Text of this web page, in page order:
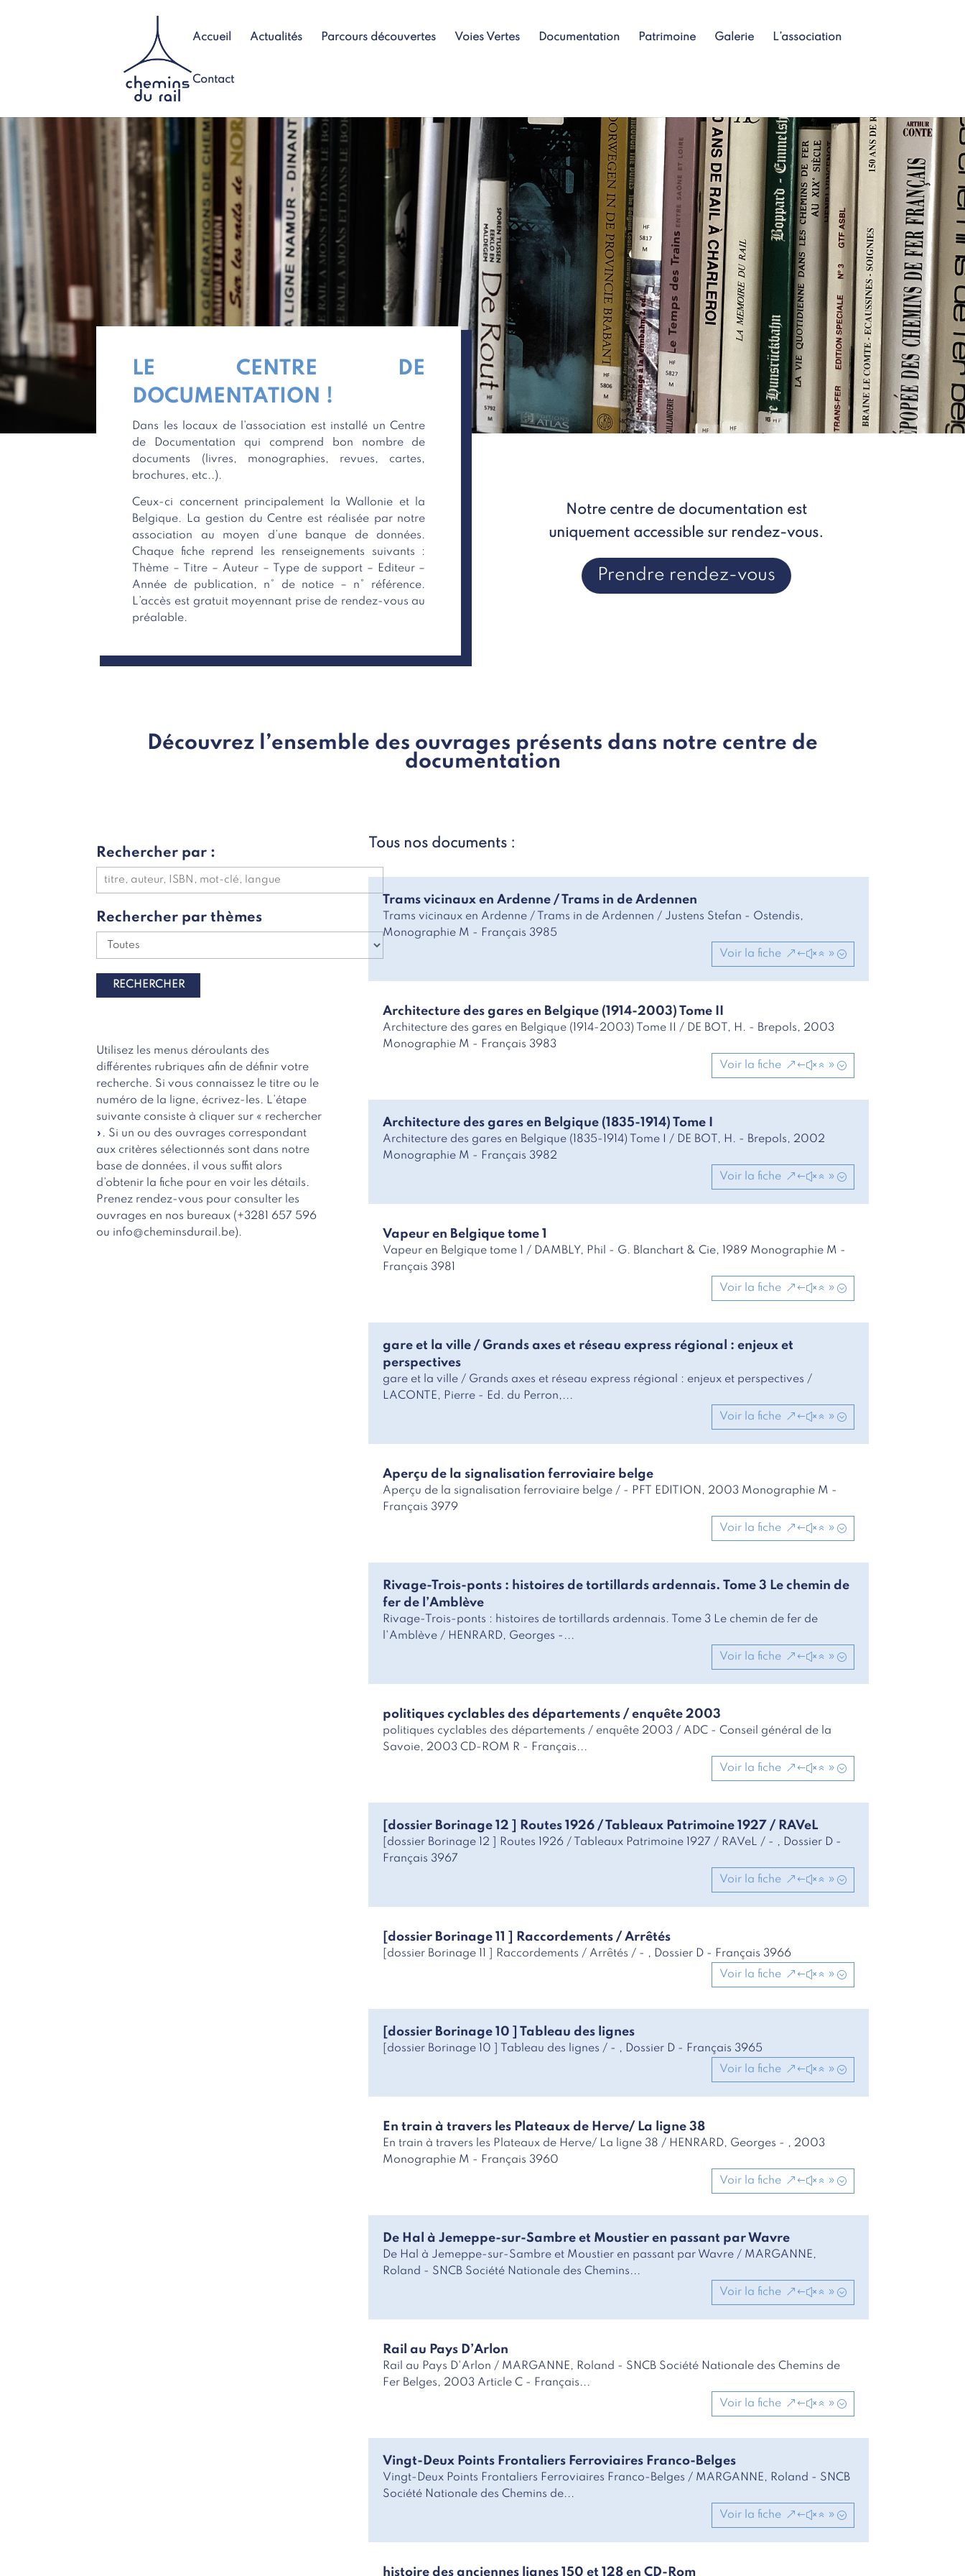
Accueil Actualités Parcours découvertes Voies Vertes Documentation Patrimoine Galerie L’association
Contact
LE CENTRE DE
DOCUMENTATION !
Dans les locaux de l’association est installé un Centre
de Documentation qui comprend bon nombre de
documents (livres, monographies, revues, cartes,
brochures, etc..).
Ceux-ci concernent principalement la Wallonie et la
Belgique. La gestion du Centre est réalisée par notre
association au moyen d’une banque de données.
Chaque fiche reprend les renseignements suivants :
Thème – Titre – Auteur – Type de support – Editeur –
Année de publication, n° de notice – n° référence.
L’accès est gratuit moyennant prise de rendez-vous au
préalable.
Notre centre de documentation est
uniquement accessible sur rendez-vous.
Prendre rendez-vous
Découvrez l’ensemble des ouvrages présents dans notre centre de
documentation
Rechercher par :
Rechercher par thèmes
Utilisez les menus déroulants des
différentes rubriques afin de définir votre
recherche. Si vous connaissez le titre ou le
numéro de la ligne, écrivez-les. L’étape
suivante consiste à cliquer sur « rechercher
». Si un ou des ouvrages correspondant
aux critères sélectionnés sont dans notre
base de données, il vous suffit alors
d’obtenir la fiche pour en voir les détails.
Prenez rendez-vous pour consulter les
ouvrages en nos bureaux (+3281 657 596
ou info@cheminsdurail.be).
Tous nos documents :
Trams vicinaux en Ardenne / Trams in de Ardennen
Trams vicinaux en Ardenne / Trams in de Ardennen / Justens Stefan - Ostendis,
Monographie M - Français 3985
Voir la fiche
Architecture des gares en Belgique (1914-2003) Tome II
Architecture des gares en Belgique (1914-2003) Tome II / DE BOT, H. - Brepols, 2003
Monographie M - Français 3983
Voir la fiche
Architecture des gares en Belgique (1835-1914) Tome I
Architecture des gares en Belgique (1835-1914) Tome I / DE BOT, H. - Brepols, 2002
Monographie M - Français 3982
Voir la fiche
Vapeur en Belgique tome 1
Vapeur en Belgique tome 1 / DAMBLY, Phil - G. Blanchart & Cie, 1989 Monographie M -
Français 3981
Voir la fiche
gare et la ville / Grands axes et réseau express régional : enjeux et
perspectives
gare et la ville / Grands axes et réseau express régional : enjeux et perspectives /
LACONTE, Pierre - Ed. du Perron,...
Voir la fiche
Aperçu de la signalisation ferroviaire belge
Aperçu de la signalisation ferroviaire belge / - PFT EDITION, 2003 Monographie M -
Français 3979
Voir la fiche
Rivage-Trois-ponts : histoires de tortillards ardennais. Tome 3 Le chemin de
fer de l’Amblève
Rivage-Trois-ponts : histoires de tortillards ardennais. Tome 3 Le chemin de fer de
l'Amblève / HENRARD, Georges -...
Voir la fiche
politiques cyclables des départements / enquête 2003
politiques cyclables des départements / enquête 2003 / ADC - Conseil général de la
Savoie, 2003 CD-ROM R - Français...
Voir la fiche
[dossier Borinage 12 ] Routes 1926 / Tableaux Patrimoine 1927 / RAVeL
[dossier Borinage 12 ] Routes 1926 / Tableaux Patrimoine 1927 / RAVeL / - , Dossier D -
Français 3967
Voir la fiche
[dossier Borinage 11 ] Raccordements / Arrêtés
[dossier Borinage 11 ] Raccordements / Arrêtés / - , Dossier D - Français 3966
Voir la fiche
[dossier Borinage 10 ] Tableau des lignes
[dossier Borinage 10 ] Tableau des lignes / - , Dossier D - Français 3965
Voir la fiche
En train à travers les Plateaux de Herve/ La ligne 38
En train à travers les Plateaux de Herve/ La ligne 38 / HENRARD, Georges - , 2003
Monographie M - Français 3960
Voir la fiche
De Hal à Jemeppe-sur-Sambre et Moustier en passant par Wavre
De Hal à Jemeppe-sur-Sambre et Moustier en passant par Wavre / MARGANNE,
Roland - SNCB Société Nationale des Chemins...
Voir la fiche
Rail au Pays D’Arlon
Rail au Pays D'Arlon / MARGANNE, Roland - SNCB Société Nationale des Chemins de
Fer Belges, 2003 Article C - Français...
Voir la fiche
Vingt-Deux Points Frontaliers Ferroviaires Franco-Belges
Vingt-Deux Points Frontaliers Ferroviaires Franco-Belges / MARGANNE, Roland - SNCB
Société Nationale des Chemins de...
Voir la fiche
histoire des anciennes lignes 150 et 128 en CD-Rom